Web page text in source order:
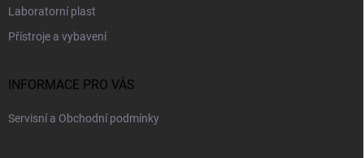
Laboratorní plast
Přístroje a vybavení
INFORMACE PRO VÁS
Servisní a Obchodní podmínky